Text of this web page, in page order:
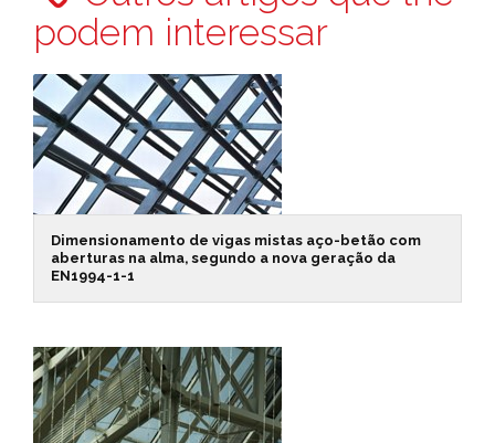
podem interessar
Dimensionamento de vigas mistas aço-betão com
aberturas na alma, segundo a nova geração da
EN1994-1-1